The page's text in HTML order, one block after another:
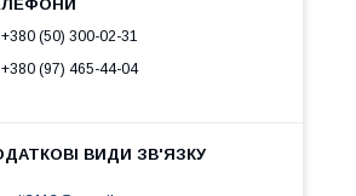
+380 (50) 300-02-31
+380 (97) 465-44-04